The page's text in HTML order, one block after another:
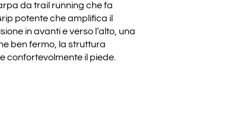
da trail running che fa
potente che amplifica il
in avanti e verso l’alto, una
ben fermo, la struttura
confortevolmente il piede.